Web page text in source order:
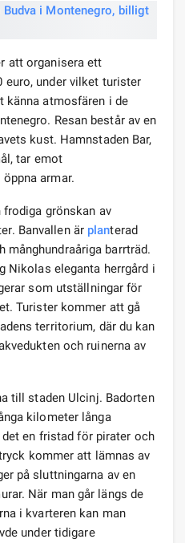
att organisera ett
euro, under vilket turister
atmosfären i de
Resan består av en
kust. Hamnstaden Bar,
tar emot
armar.
frodiga grönskan av
Banvallen är planterad
månghundraåriga barrträd.
Nikolas eleganta herrgård i
som utställningar för
Turister kommer att gå
territorium, där du kan
och ruinerna av
till staden Ulcinj. Badorten
kilometer långa
det en fristad för pirater och
kommer att lämnas av
på sluttningarna av en
När man går längs de
i kvarteren kan man
under tidigare